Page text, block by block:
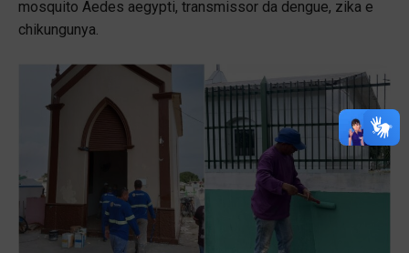
mosquito Aedes aegypti, transmissor da dengue, zika e
chikungunya.